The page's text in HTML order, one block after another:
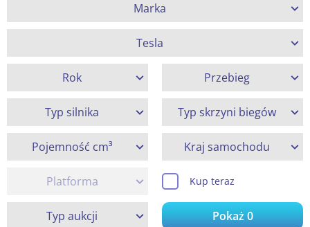
Marka
Tesla
Rok Przebieg
Typ silnika Typ skrzyni biegów
Pojemność cm³ Kraj samochodu
Platforma Kup teraz
Typ aukcji Pokaż0